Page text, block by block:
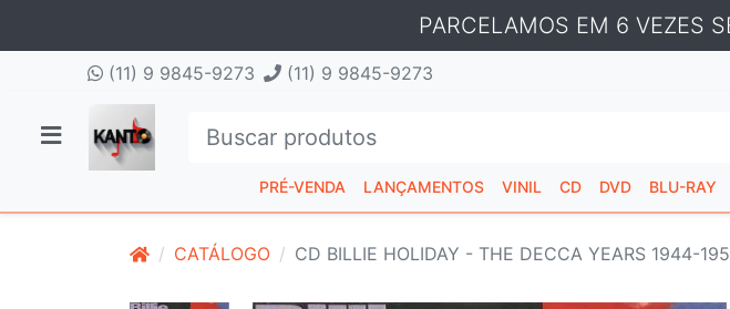
PARCELAMOS EM 6 VEZES
(11) 9 9845-9273 (11) 9 9845-9273
PRÉ-VENDA LANÇAMENTOS VINIL CD DVD BLU-RAY
CATÁLOGO CD BILLIE HOLIDAY - THE DECCA YEARS 1944-